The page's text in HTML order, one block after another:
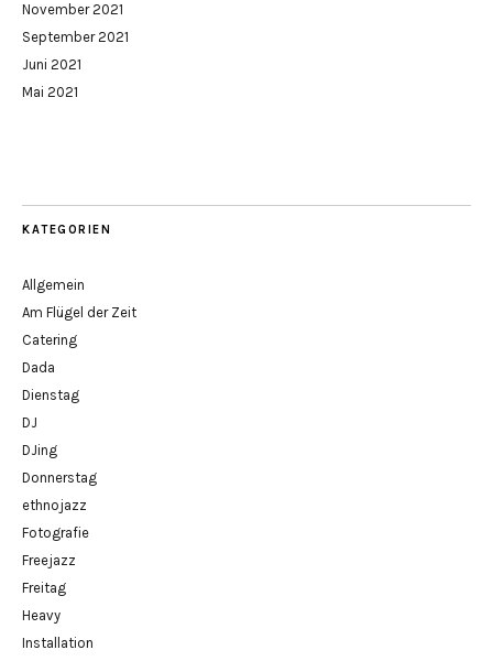
November 2021
September 2021
Juni 2021
Mai 2021
KATEGORIEN
Allgemein
Am Flügel der Zeit
Catering
Dada
Dienstag
DJ
DJing
Donnerstag
ethnojazz
Fotografie
Freejazz
Freitag
Heavy
Installation